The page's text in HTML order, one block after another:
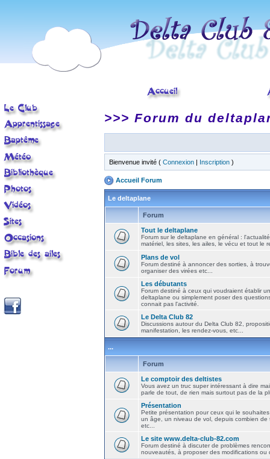
>>> Forum du
Bienvenue invité ( Connexion | Inscription )
Accueil Forum
Le deltaplane
Forum
Tout le deltaplane
Forum sur le deltaplane en général :
matériel, les sites, les ailes, le vécu et tout le
Plans de vol
Forum destiné à annoncer des sorties, à
organiser des virées etc...
Les débutants
Forum destiné à ceux qui voudraient établir
deltaplane ou simplement poser des
connait pas l'activité.
Le Delta Club 82
Discussions autour du Delta Club 82,
manifestation, les rendez-vous, etc...
...
Forum
Le comptoir des deltistes
Vous avez un truc super intéressant à dire
parle de tout, de rien mais surtout pas de la
Présentation
Petite présentation pour ceux qui le
un âge, un niveau de vol, depuis combien de
etc...
Le site www.delta-club-82.com
Forum destiné à discuter de problèmes
nouveautés, à proposer des modifications ou